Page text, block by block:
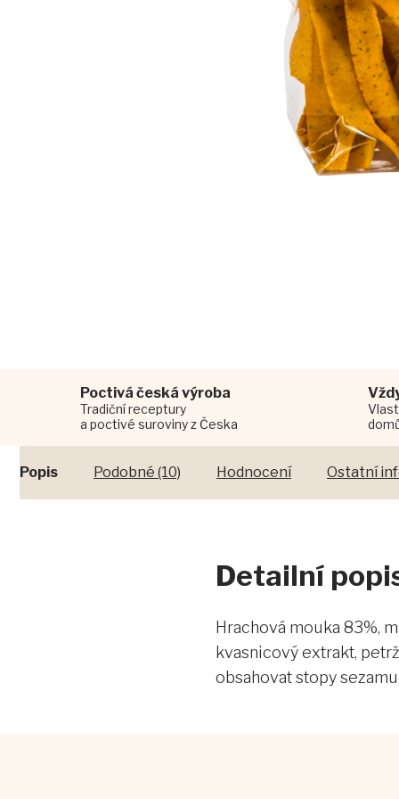
Poctivá česká výroba
Tradiční receptury
a poctivé suroviny z Česka
Popis Podobné (10) Hodnocení Ostatní
Detailní
Hrachová mouka 83%,
kvasnicový extrakt,
obsahovat stopy sezamu